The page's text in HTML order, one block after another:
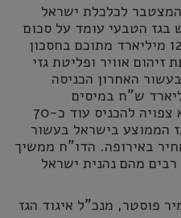
המצטבר לכלכלת ישראל
בגז הטבעי עומד על סכום
בן 316 מיליארד שקלים, כ-126 מיליארד מתוכם בחסכון
אוויר ופליטת גזי
האחרון הכניסה
באופן ישיר כ-19 מיליארד ש"ח במיסים
ותמלוגים, ועד שנת 2030 היא צפויה להכניס עוד כ-70
הממוצע בישראל בעשור
באירופה. הדו"ח ממשיך
רבים מהם נהנית ישראל
פוסטר, מנכ"ל איגוד הגז